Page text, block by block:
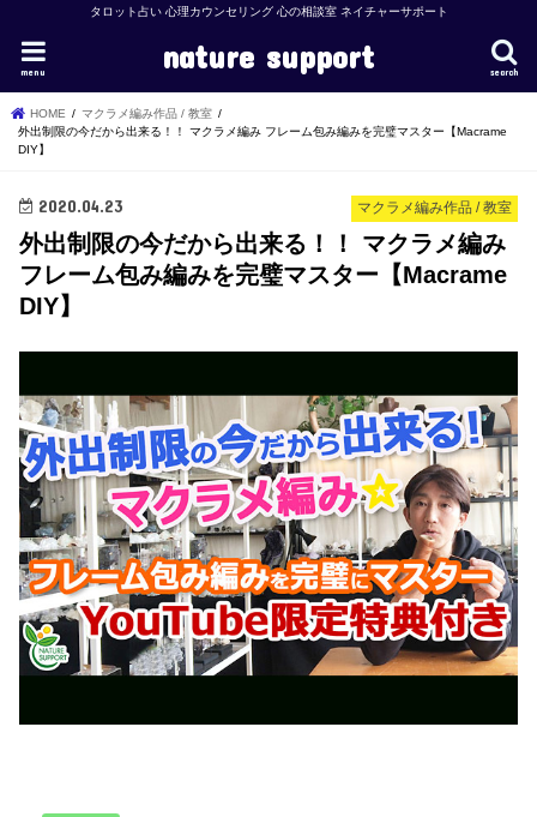
タロット占い 心理カウンセリング 心の相談室 ネイチャーサポート
nature support search
menu
HOME
マクラメ編み作品 / 教室
外出制限の今だから出来る！！ マクラメ編み フレーム包み編みを完璧マスター【Macrame
DIY】
マクラメ編み作品 / 教室
2020.04.23
外出制限の今だから出来る！！ マクラメ編み
フレーム包み編みを完璧マスター【Macrame
DIY】